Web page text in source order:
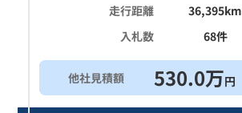
走行距離
36,395km
入札数
68件
他社見積額 530.0万円